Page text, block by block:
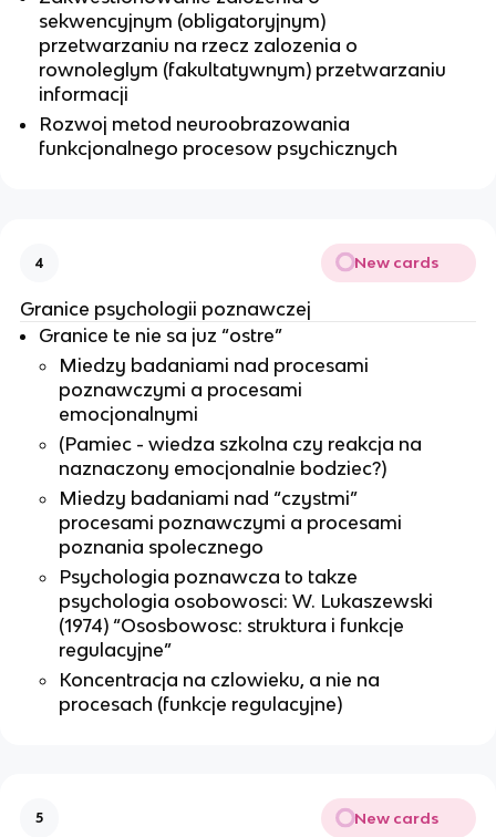
sekwencyjnym (obligatoryjnym)
przetwarzaniu na rzecz zalozenia o
rownoleglym (fakultatywnym) przetwarzaniu
informacji
Rozwoj metod neuroobrazowania
funkcjonalnego procesow psychicznych
4 New cards
Granice psychologii poznawczej
Granice te nie sa juz “ostre”
Miedzy badaniami nad procesami
poznawczymi a procesami
emocjonalnymi
(Pamiec - wiedza szkolna czy reakcja na
naznaczony emocjonalnie bodziec?)
Miedzy badaniami nad “czystmi”
procesami poznawczymi a procesami
poznania spolecznego
Psychologia poznawcza to takze
psychologia osobowosci: W. Lukaszewski
(1974) “Ososbowosc: struktura i funkcje
regulacyjne”
Koncentracja na czlowieku, a nie na
procesach (funkcje regulacyjne)
5 New cards